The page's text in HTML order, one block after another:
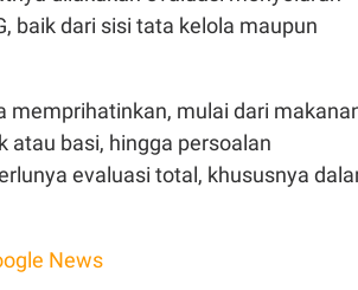
baik dari sisi tata kelola maupun
memprihatinkan, mulai dari
atau basi, hingga persoalan
evaluasi total, khususnya
News